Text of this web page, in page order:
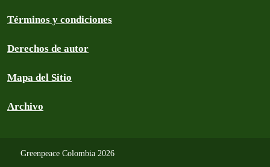
Términos y condiciones
Derechos de autor
Mapa del Sitio
Archivo
Greenpeace Colombia 2026